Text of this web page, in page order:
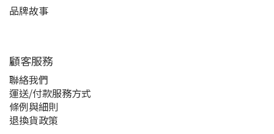
品牌故事
顧客服務
聯絡我們
運送/付款服務方式
條例與細則
退換貨政策